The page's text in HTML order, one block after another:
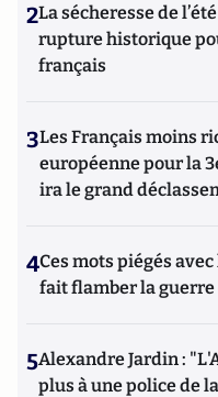
2La sécheresse de
rupture historique
français
3Les Français moins
européenne pour la
ira le grand
4Ces mots piégés
fait flamber la guerre
5Alexandre Jardin :
plus à une police de